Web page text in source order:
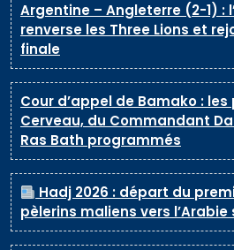
Argentine – Angleterre (2-1) :
renverse les Three Lions et
finale
Cour d’appel de Bamako :
Cerveau, du Commandant
Ras Bath programmés
Hadj 2026 : départ du
pèlerins maliens vers